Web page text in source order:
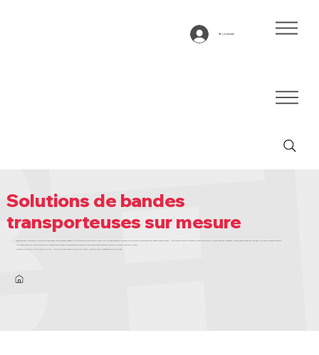
Se connecter
Solutions de bandes
transporteuses sur mesure
Bandtransport Europe est le spécialiste des bandes transporteuses légères et propose des solutions spécifiques pour les constructeurs de machines et les experts en technologie des bandes transporteuses. Notre contrôle qualité rigoureux et notre fabrication sur mesure avec des tolérances précises garantissent des résultats d’une fiabilité exceptionnelle.
Nos spécialistes sont à votre disposition ! Bénéficiez de conseils personnalisés et découvrez quelle bande transporteuse correspond le mieux à votre application.
Assurance qualité via la certification ISO 9001 – Expertise spécialisée & solutions sur mesure – Ligne unique de revêtement et de profilage